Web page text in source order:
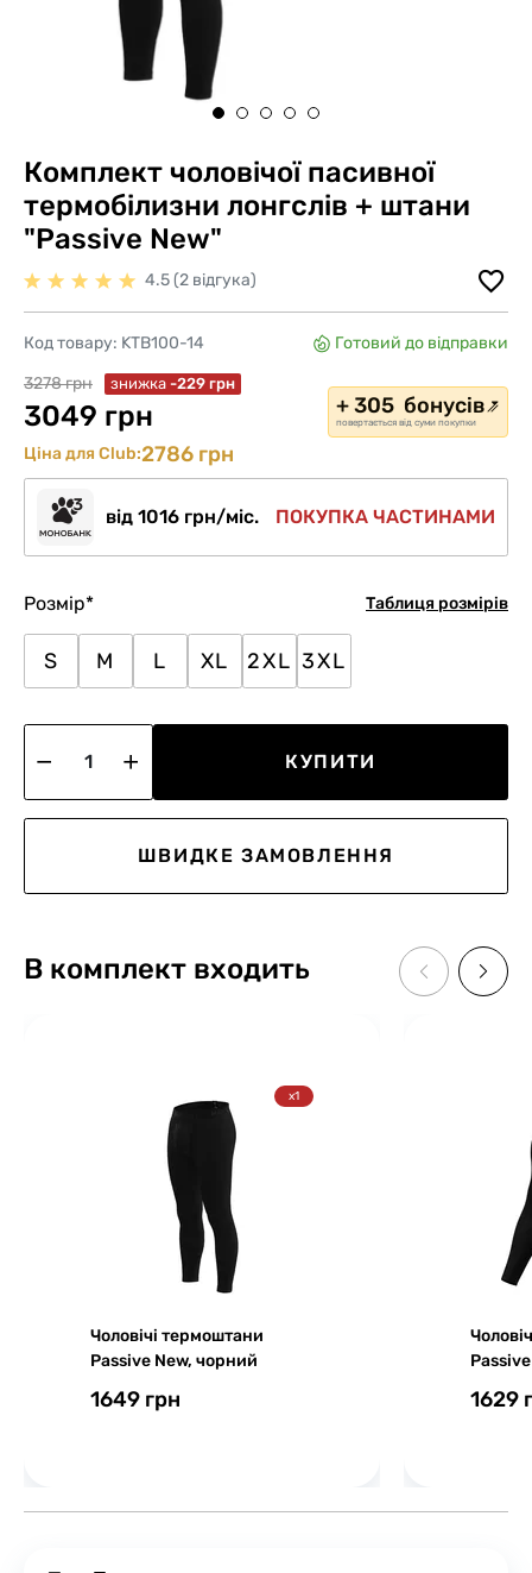
Комплект чоловічої пасивної
термобілизни лонгслів + штани
"Passive New"
4.5 (2 відгука)
Код товару: KTB100-14
Готовий до відправки
3278 грн
знижка -229 грн
3049 грн + 305 бонусів
повертається від суми покупки
Ціна для Club:2786 грн
від 1016 грн/міс. ПОКУПКА ЧАСТИНАМИ
Таблиця розмірів
Розмір*
S M L XL 2XL 3XL
КУПИТИ
ШВИДКЕ ЗАМОВЛЕННЯ
В комплект входить
x1
Чоловічі термоштани
Passive New, чорний
1649 грн 1629